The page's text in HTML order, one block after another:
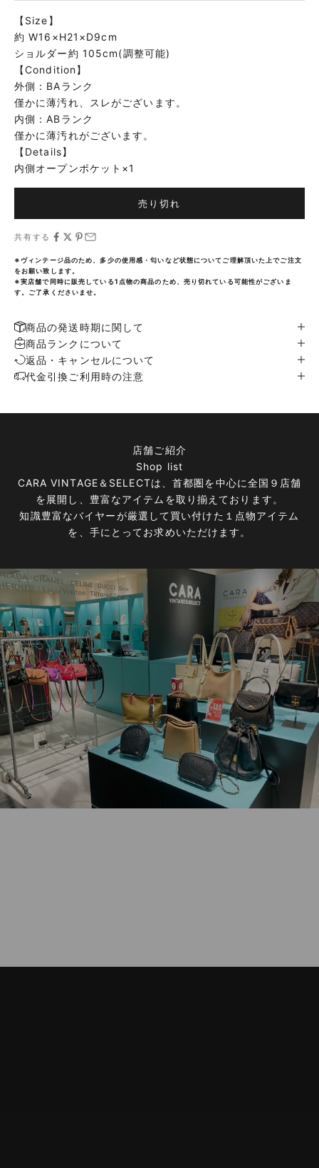
【Size】
約 W16×H21×D9cm
ショルダー約 105cm(調整可能)
【Condition】
外側：BAランク
僅かに薄汚れ、スレがございます。
内側：ABランク
僅かに薄汚れがございます。
【Details】
内側オープンポケット×1
売り切れ
共有する
※ヴィンテージ品のため、多少の使用感・匂いなど状態についてご理解頂いた上でご注文
をお願い致します。
※実店舗で同時に販売している1点物の商品のため、売り切れている可能性がございま
す。ご了承くださいませ。
商品の発送時期に関して
商品ランクについて
返品・キャンセルについて
代金引換ご利用時の注意
店舗ご紹介
Shop list
CARA VINTAGE＆SELECTは、首都圏を中心に全国９店舗
を展開し、豊富なアイテムを取り揃えております。
知識豊富なバイヤーが厳選して買い付けた１点物アイテム
を、手にとってお求めいただけます。